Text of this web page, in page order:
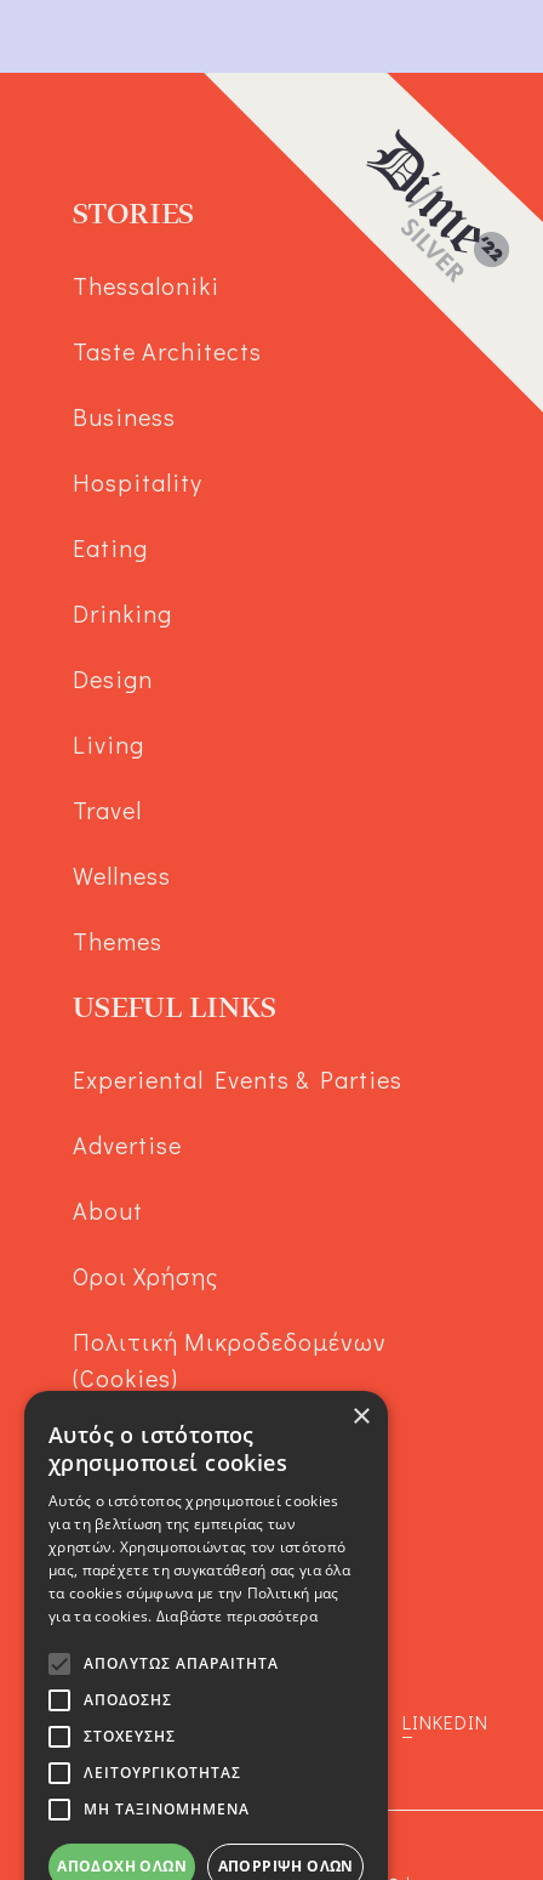
STORIES
Thessaloniki
Taste Architects
Business
Hospitality
Eating
Drinking
Design
Living
Travel
Wellness
Themes
USEFUL LINKS
Experiental Events & Parties
Advertise
About
Όροι Χρήσης
Πολιτική Μικροδεδομένων
(Cookies)
Contact
SOCIAL
LINKEDIN
×
Αυτός ο ιστότοπος
χρησιμοποιεί cookies
Αυτός ο ιστότοπος χρησιμοποιεί cookies
για τη βελτίωση της εμπειρίας των
χρηστών. Χρησιμοποιώντας τον ιστότοπό
μας, παρέχετε τη συγκατάθεσή σας για όλα
τα cookies σύμφωνα με την Πολιτική μας
για τα cookies. Διαβάστε περισσότερα
ΑΠΟΛΎΤΩΣ ΑΠΑΡΑΊΤΗΤΑ
ΑΠΌΔΟΣΗΣ
ΣΤΌΧΕΥΣΗΣ
ΛΕΙΤΟΥΡΓΙΚΌΤΗΤΑΣ
ΜΗ ΤΑΞΙΝΟΜΗΜΈΝΑ
ΑΠΟΔΟΧΉ ΌΛΩΝ ΑΠΌΡΡΙΨΗ ΌΛΩΝ